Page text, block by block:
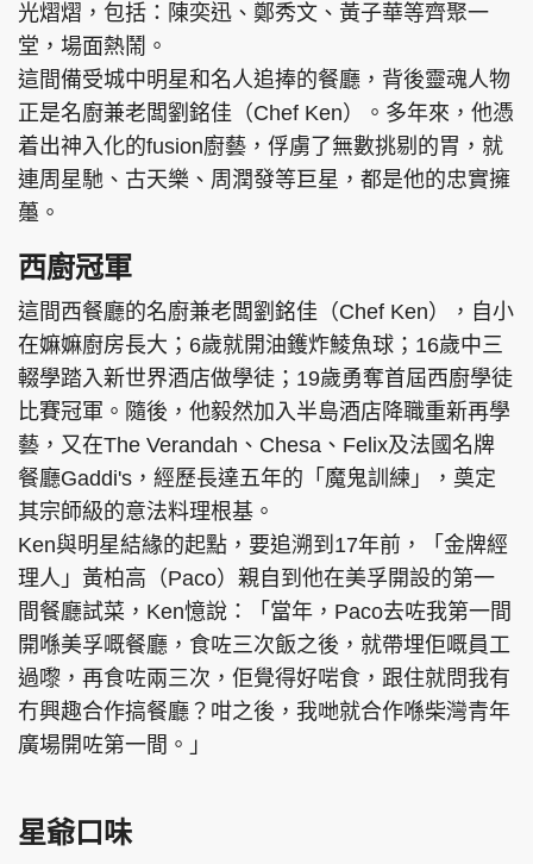
光熠熠，包括：陳奕迅、鄭秀文、黃子華等齊聚一
堂，場面熱鬧。
這間備受城中明星和名人追捧的餐廳，背後靈魂人物
正是名廚兼老闆劉銘佳（Chef Ken）。多年來，他憑
着出神入化的fusion廚藝，俘虜了無數挑剔的胃，就
連周星馳、古天樂、周潤發等巨星，都是他的忠實擁
𧄌。
西廚冠軍
這間西餐廳的名廚兼老闆劉銘佳（Chef Ken），自小
在嫲嫲廚房長大；6歲就開油鑊炸鯪魚球；16歲中三
輟學踏入新世界酒店做學徒；19歲勇奪首屆西廚學徒
比賽冠軍。隨後，他毅然加入半島酒店降職重新再學
藝，又在The Verandah、Chesa、Felix及法國名牌
餐廳Gaddi's，經歷長達五年的「魔鬼訓練」，奠定
其宗師級的意法料理根基。
Ken與明星結緣的起點，要追溯到17年前，「金牌經
理人」黃柏高（Paco）親自到他在美孚開設的第一
間餐廳試菜，Ken憶說：「當年，Paco去咗我第一間
開喺美孚嘅餐廳，食咗三次飯之後，就帶埋佢嘅員工
過嚟，再食咗兩三次，佢覺得好啱食，跟住就問我有
冇興趣合作搞餐廳？咁之後，我哋就合作喺柴灣青年
廣場開咗第一間。」
星爺口味